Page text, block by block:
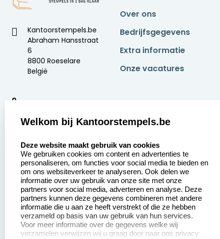
Kantoorstempels.be
Abraham Hansstraat
6
8800 Roeselare
België
9
Over ons
Bedrijfsgegevens
Extra informatie
Onze vacatures
Aanvraag op maat
Betaling &
Verzending
Wederverkoper
worden
Contact opnemen
Veel gestelde vragen
Retourneren
Herroepingsrecht
Welkom bij Kantoorstempels.be
Deze website maakt gebruik van cookies
We gebruiken cookies om content en advertenties te
personaliseren, om functies voor social media te bieden en
om ons websiteverkeer te analyseren. Ook delen we
informatie over uw gebruik van onze site met onze
partners voor social media, adverteren en analyse. Deze
partners kunnen deze gegevens combineren met andere
informatie die u aan ze heeft verstrekt of die ze hebben
verzameld op basis van uw gebruik van hun services.
Voor meer informatie over de gegevens welke wij
verzamelen verwijzen wij u graag door naar ons privacy